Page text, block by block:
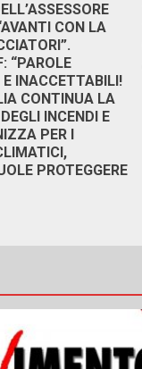
CON LA
“PAROLE
INACCETTABILI!
CONTINUA LA
INCENDI E
PER I
PROTEGGERE